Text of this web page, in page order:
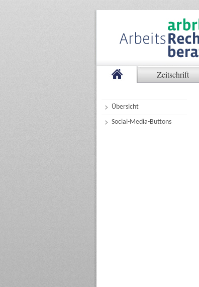
Zeitschrift
Übersicht
Social-Media-Buttons